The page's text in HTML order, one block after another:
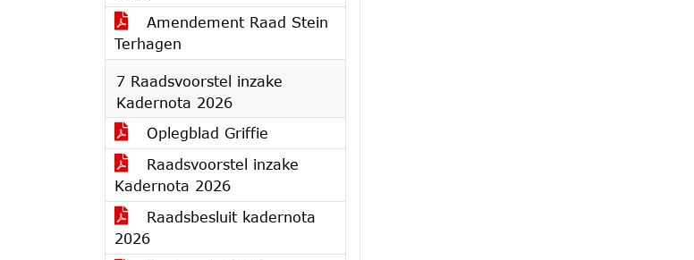
Amendement Raad Stein
Terhagen
7 Raadsvoorstel inzake
Kadernota 2026
Oplegblad Griffie
Raadsvoorstel inzake
Kadernota 2026
Raadsbesluit kadernota
2026